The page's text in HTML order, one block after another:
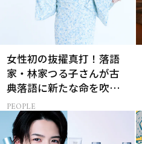
女性初の抜擢真打！落語
家・林家つる子さんが古
典落語に新たな命を吹き
込み続ける理由
PEOPLE